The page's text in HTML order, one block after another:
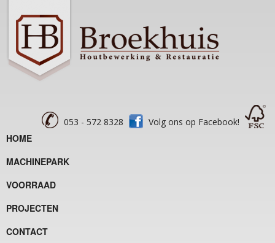
053 - 572 8328 Volg ons op Facebook!
HOME
MACHINEPARK
VOORRAAD
PROJECTEN
CONTACT